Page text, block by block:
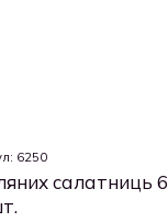
6250
салатниць 6